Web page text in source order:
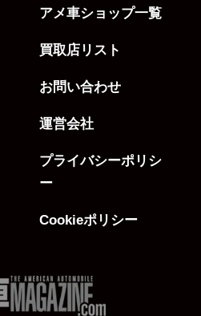
アメ車ショップ一覧
買取店リスト
お問い合わせ
運営会社
プライバシーポリシ
ー
Cookieポリシー